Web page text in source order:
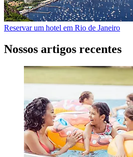
Reservar um hotel em Rio de Janeiro
Nossos artigos recentes